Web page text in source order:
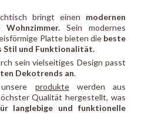
bringt einen modernen
Sein modernes
Platte bieten die beste
Stil und Funktionalität.
sein vielseitiges Design passt
Dekotrends an.
produktewerden aus
Qualität hergestellt, was
langlebige und funktionelle